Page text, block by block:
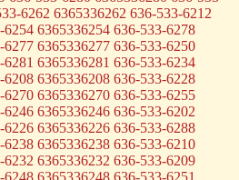
6262 6365336262 636-533-6212
6365336254 636-533-6278
6365336277 636-533-6250
6365336281 636-533-6234
6365336208 636-533-6228
6365336270 636-533-6255
6365336246 636-533-6202
6365336226 636-533-6288
6365336238 636-533-6210
6365336232 636-533-6209
6365336248 636-533-6251